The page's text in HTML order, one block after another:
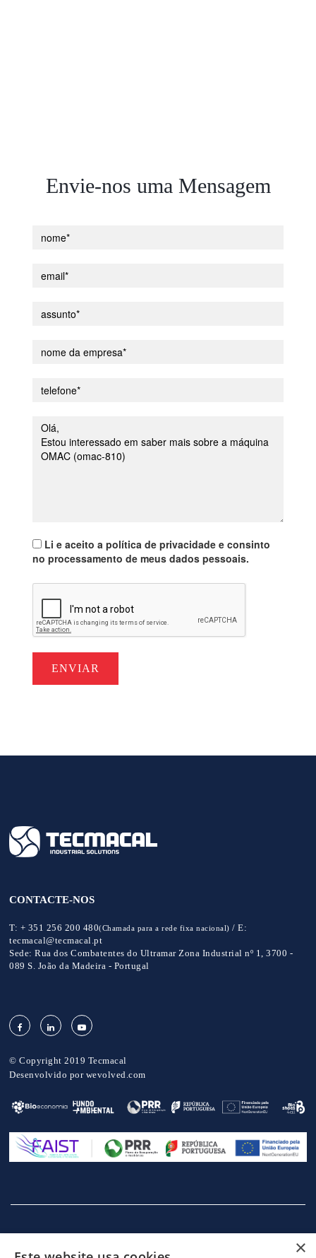
Envie-nos uma Mensagem
Li e aceito a política de privacidade e consinto
no processamento de meus dados pessoais.
CONTACTE-NOS
T: + 351 256 200 480(Chamada para a rede fixa nacional) /E:
tecmacal@tecmacal.pt
Sede: Rua dos Combatentes do Ultramar Zona Industrial nº 1, 3700 -
089 S. João da Madeira - Portugal
© Copyright 2019 Tecmacal
Desenvolvido por wevolved.com
CONTACTOS
POLITICA DE PRIVACIDADE ×